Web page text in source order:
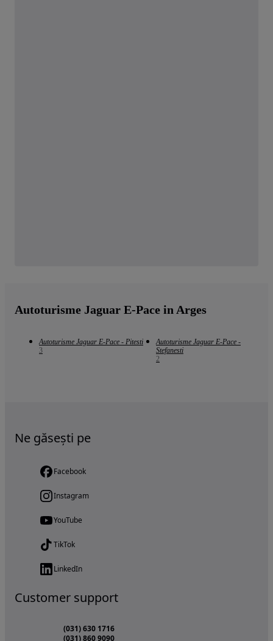
Autoturisme Jaguar E-Pace in Arges
Autoturisme Jaguar E-Pace - Pitesti
3
Autoturisme Jaguar E-Pace -
Stefanesti
2
Ne găsești pe
Facebook
Instagram
YouTube
TikTok
LinkedIn
Customer support
(031) 630 1716
(031) 860 9090